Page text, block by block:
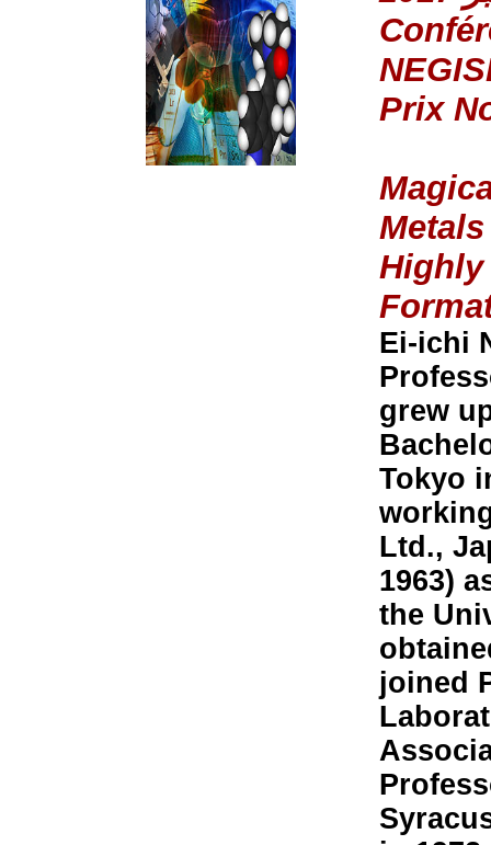
Prix
Highly
Ei-ichi
grew
Tokyo
Ltd.,
1963)
the
joined